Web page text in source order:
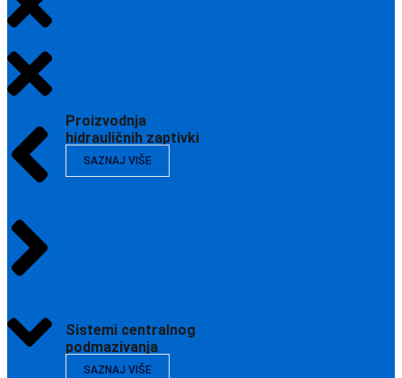
Proizvodnja
hidrauličnih zaptivki
SAZNAJ VIŠE
Sistemi centralnog
podmazivanja
SAZNAJ VIŠE